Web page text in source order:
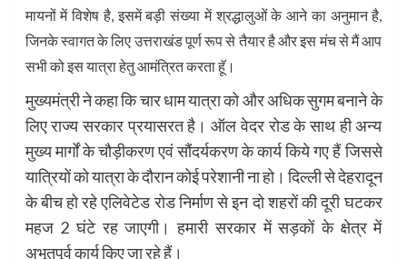
मायनों में विशेष है, इसमें बड़ी संख्या में श्रद्धालुओं के आने का अनुमान है,
जिनके स्वागत के लिए उत्तराखंड पूर्ण रूप से तैयार है और इस मंच से मैं आप
सभी को इस यात्रा हेतु आमंत्रित करता हॅू।
मुख्यमंत्री ने कहा कि चार धाम यात्रा को और अधिक सुगम बनाने के
लिए राज्य सरकार प्रयासरत है। ऑल वेदर रोड के साथ ही अन्य
मुख्य मार्गों के चौड़ीकरण एवं सौंदर्यकरण के कार्य किये गए हैं जिससे
यात्रियों को यात्रा के दौरान कोई परेशानी ना हो। दिल्ली से देहरादून
के बीच हो रहे एलिवेटेड रोड निर्माण से इन दो शहरों की दूरी घटकर
महज 2 घंटे रह जाएगी। हमारी सरकार में सड़कों के क्षेत्र में
अभूतपूर्व कार्य किए जा रहे हैं।